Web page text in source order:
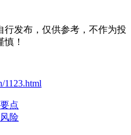
发布，仅供参考，不作为投
！
1123.html
点
险